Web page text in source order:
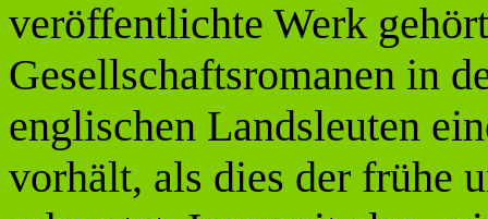
veröffentlichte Werk
Gesellschaftsromanen in
englischen Landsleuten
vorhält, als dies der frühe